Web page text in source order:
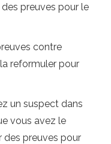
preuves pour le
contre
reformuler pour
un suspect dans
vous avez le
des preuves pour